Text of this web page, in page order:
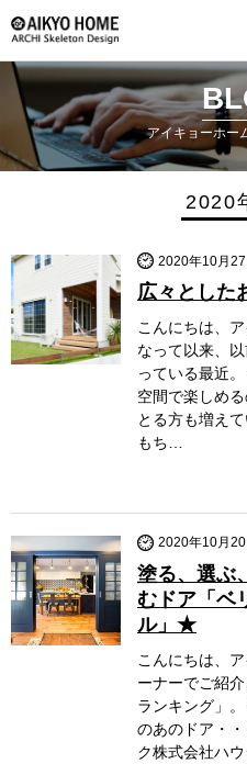
アイキョーホー
2020
2020年10月27
広々とした
こんにちは、
なって以来、
っている最近
空間で楽しめ
とる方も増え
もち…
2020年10月20
塗る、選ぶ
むドア「
ル」★
こんにちは、
ーナーでご紹
ランキング」
のあのドア・
ク株式会社ハ